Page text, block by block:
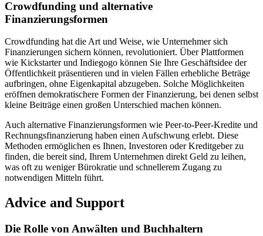
Crowdfunding und alternative
Finanzierungsformen
Crowdfunding hat die Art und Weise, wie Unternehmer sich
Finanzierungen sichern können, revolutioniert. Über Plattformen
wie Kickstarter und Indiegogo können Sie Ihre Geschäftsidee der
Öffentlichkeit präsentieren und in vielen Fällen erhebliche Beträge
aufbringen, ohne Eigenkapital abzugeben. Solche Möglichkeiten
eröffnen demokratischere Formen der Finanzierung, bei denen selbst
kleine Beiträge einen großen Unterschied machen können.
Auch alternative Finanzierungsformen wie Peer-to-Peer-Kredite und
Rechnungsfinanzierung haben einen Aufschwung erlebt. Diese
Methoden ermöglichen es Ihnen, Investoren oder Kreditgeber zu
finden, die bereit sind, Ihrem Unternehmen direkt Geld zu leihen,
was oft zu weniger Bürokratie und schnellerem Zugang zu
notwendigen Mitteln führt.
Advice and Support
Die Rolle von Anwälten und Buchhaltern